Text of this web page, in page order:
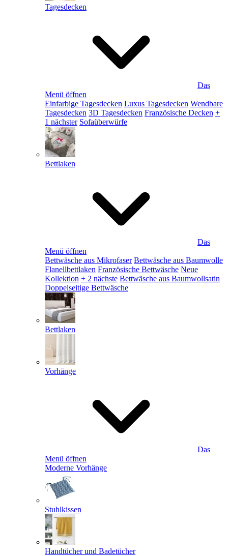
Tagesdecken
Das
Menü öffnen
Einfarbige Tagesdecken Luxus Tagesdecken Wendbare
Tagesdecken 3D Tagesdecken Französische Decken +
1 nächster Sofaüberwürfe
Bettlaken
Das
Menü öffnen
Bettwäsche aus Mikrofaser Bettwäsche aus Baumwolle
Flanellbettlaken Französische Bettwäsche Neue
Kollektion + 2 nächste Bettwäsche aus Baumwollsatin
Doppelseitige Bettwäsche
Bettlaken
Vorhänge
Das
Menü öffnen
Moderne Vorhänge
Stuhlkissen
Handtücher und Badetücher